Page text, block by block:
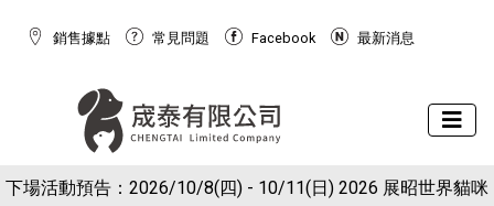
銷售據點 常見問題 Facebook 最新消息
下場活動預告：2026/10/8(四) - 10/11(日) 2026 展昭世界貓咪